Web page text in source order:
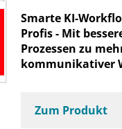
Smarte KI-
Profis - Mit
Prozessen zu
kommunikativer
Zum Produkt